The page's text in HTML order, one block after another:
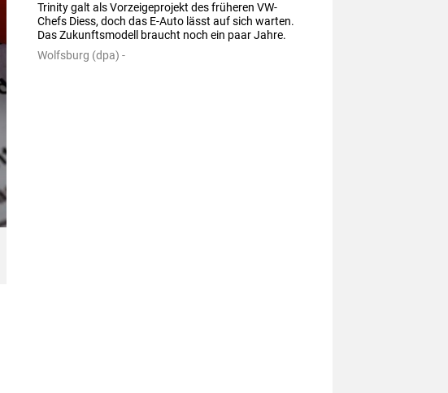
Trinity galt als Vorzeigeprojekt des früheren VW-
Chefs Diess, doch das E-Auto lässt auf sich warten.
Das Zukunftsmodell braucht noch ein paar Jahre.
Wolfsburg (dpa) -